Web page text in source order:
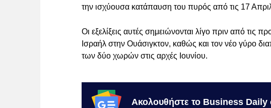
την ισχύουσα κατάπαυση του πυρός από τις 17
Οι εξελίξεις αυτές σημειώνονται λίγο πριν από τις
Ισραήλ στην Ουάσιγκτον, καθώς και τον νέο γύρο
των δύο χωρών στις αρχές Ιουνίου.
Ακολουθήστε το Business Daily